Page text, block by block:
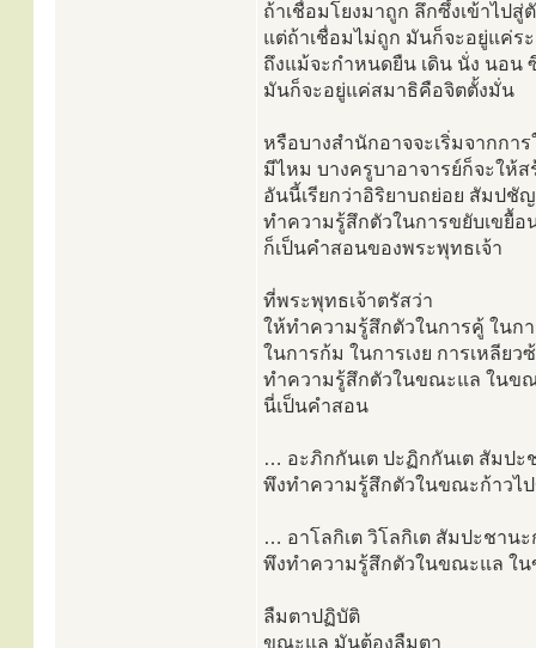
ถ้าเชื่อมโยงมาถูก ลึกซึ้งเข้าไป
แต่ถ้าเชื่อมไม่ถูก มันก็จะอยู่แค่ร
ถึงแม้จะกำหนดยืน เดิน นั่ง นอน
มันก็จะอยู่แค่สมาธิคือจิตตั้งมั่น
หรือบางสำนักอาจจะเริ่มจากกา
มีไหม บางครูบาอาจารย์ก็จะให้ส
อันนี้เรียกว่าอิริยาบถย่อย สัมปชั
ทำความรู้สึกตัวในการขยับเขยื้อ
ก็เป็นคำสอนของพระพุทธเจ้า
ที่พระพุทธเจ้าตรัสว่า
ให้ทำความรู้สึกตัวในการคู้ ในกา
ในการก้ม ในการเงย การเหลียว
ทำความรู้สึกตัวในขณะแล ในข
นี่เป็นคำสอน
… อะภิกกันเต ปะฏิกกันเต สัมปะ
พึงทำความรู้สึกตัวในขณะก้าวไ
… อาโลกิเต วิโลกิเต สัมปะชาน
พึงทำความรู้สึกตัวในขณะแล ใน
ลืมตาปฏิบัติ
ขณะแล มันต้องลืมตา